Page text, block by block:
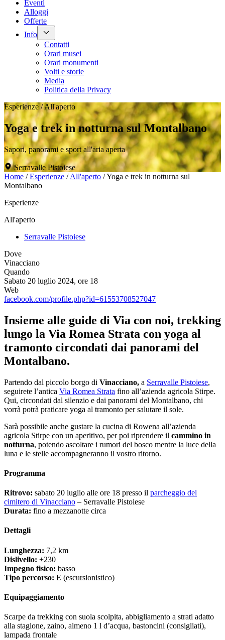
Eventi
Alloggi
Offerte
Info
Contatti
Orari musei
Orari monumenti
Volti e storie
Media
Politica della Privacy
Esperienze /All'aperto
Yoga e trek in notturna sul Montalbano
Sapori, panorami e sport all'aria aperta
Serravalle Pistoiese
Home /Esperienze /All'aperto /Yoga e trek in notturna sul
Montalbano
Esperienze
All'aperto
Serravalle Pistoiese
Dove
Vinacciano
Quando
Sabato 20 luglio 2024, ore 18
Web
facebook.com/profile.php?id=61553708527047
Insieme alle guide di Via con noi, trekking
lungo la Via Romea Strata con yoga al
tramonto circondati dai panorami del
Montalbano.
Partendo dal piccolo borgo di Vinacciano, a Serravalle Pistoiese,
seguirete l’antica Via Romea Strata fino all’azienda agricola Stirpe.
Qui, circondati dal silenzio e dai panorami del Montalbano, chi
vorrà potrà praticare yoga al tramonto per salutare il sole.
Sarà possibile anche gustare la cucina di Rowena all’azienda
agricola Stirpe con un aperitivo, per poi riprendere il cammino in
notturna, potendo ascoltare i rumori del bosco mentre la luce della
luna e le stelle accompagneranno il vostro ritorno.
Programma
Ritrovo: sabato 20 luglio alle ore 18 presso il parcheggio del
cimitero di Vinacciano – Serravalle Pistoiese
Durata: fino a mezzanotte circa
Dettagli
Lunghezza: 7,2 km
Dislivello: +230
Impegno fisico: basso
Tipo percorso: E (escursionistico)
Equipaggiamento
Scarpe da trekking con suola scolpita, abbigliamento a strati adatto
alla stagione, zaino, almeno 1 l d’acqua, bastoncini (consigliati),
lampada frontale